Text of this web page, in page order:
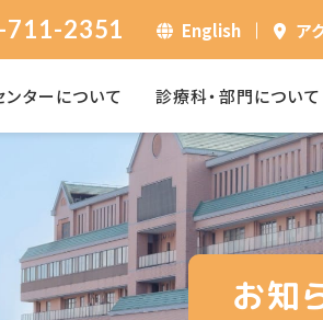
711-2351 English ア
ンターについて 診療科・部門について
お知